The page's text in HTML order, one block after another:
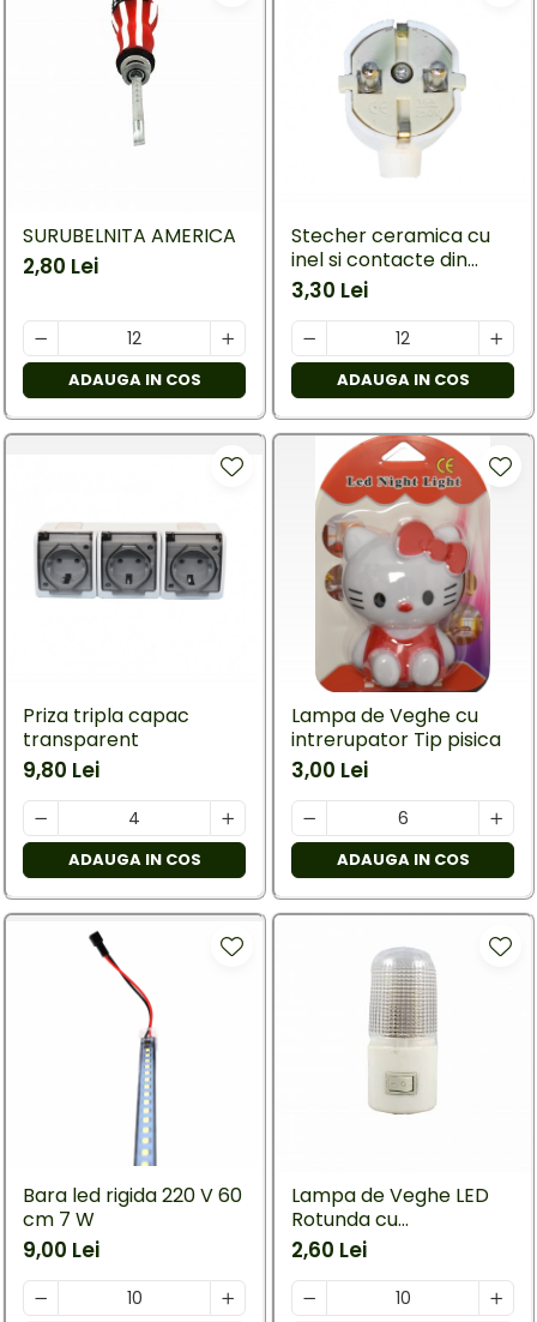
SURUBELNITA AMERICA
2,80 Lei
ADAUGA IN COS
Stecher ceramica cu
inel si contacte din
cupru
3,30 Lei
ADAUGA IN COS
Priza tripla capac
transparent
9,80 Lei
ADAUGA IN COS
Lampa de Veghe cu
intrerupator Tip pisica
3,00 Lei
ADAUGA IN COS
Bara led rigida 220 V 60
cm 7 W
9,00 Lei
Lampa de Veghe LED
Rotunda cu
Intrerupator
2,60 Lei